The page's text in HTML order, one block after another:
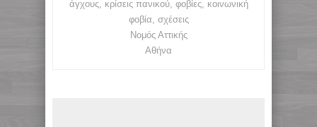
άγχους, κρίσεις πανικού, φοβίες, κοινωνική
φοβία, σχέσεις
Νομός Αττικής
Αθήνα